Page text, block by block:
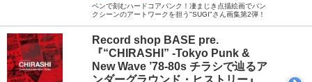
ペンで刻むハードコアパンク！凄まじき点描絵画でパン
クシーンのアートワークを担う"SUGI"さん画集第2弾！
Record shop BASE pre.
『“CHIRASHI” -Tokyo Punk &
New Wave ’78-80s チラシで辿るア
ンダーグラウンド・ヒストリー』